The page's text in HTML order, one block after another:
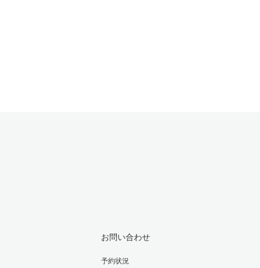
お問い合わせ
予約状況